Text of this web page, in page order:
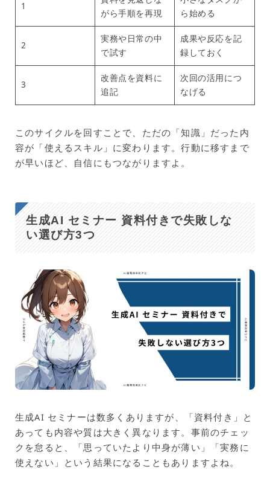
1
がら手順を再現
ら始める
2
実務や日常の中
で試す
成果や反応を記
録しておく
3
改善点を資料に
追記
次回の活用につ
なげる
このサイクルを回すことで、ただの「知識」だった内
容が「使えるスキル」に変わります。行動に移すまで
が早いほど、自信にもつながりますよ。
生成AI セミナー 資料付きで失敗しな
い選び方3つ
生成AI セミナーは数多くありますが、「資料付き」と
あっても内容や質は大きく異なります。事前のチェッ
クを怠ると、「思っていたより中身が薄い」「実務に
使えない」という結果になることもありますよね。